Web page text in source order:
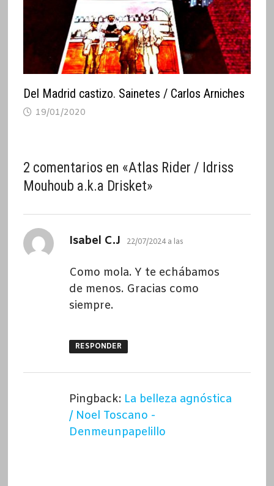
Del Madrid castizo. Sainetes / Carlos Arniches
19/01/2020
2 comentarios en «Atlas Rider / Idriss
Mouhoub a.k.a Drisket»
Isabel C.J dice:
22/07/2024 a las
Como mola. Y te echábamos
de menos. Gracias como
siempre.
RESPONDER
Pingback: La belleza agnóstica
/ Noel Toscano -
Denmeunpapelillo